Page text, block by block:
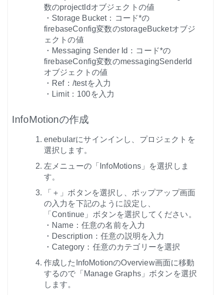
数のprojectIdオブジェクトの値
・Storage Bucket：コード*の
firebaseConfig変数のstorageBucketオブジ
ェクトの値
・Messaging Sender Id：コード*の
firebaseConfig変数のmessagingSenderId
オブジェクトの値
・Ref：/testを入力
・Limit：100を入力
InfoMotionの作成
enebularにサインインし、プロジェクトを
選択します。
左メニューの「InfoMotions」を選択しま
す。
「＋」ボタンを選択し、ポップアップ画面
の入力を下記のように設定し、
「Continue」ボタンを選択してください。
・Name：任意の名前を入力
・Description：任意の説明を入力
・Category：任意のカテゴリーを選択
作成したInfoMotionのOverview画面に移動
するので「Manage Graphs」ボタンを選択
します。